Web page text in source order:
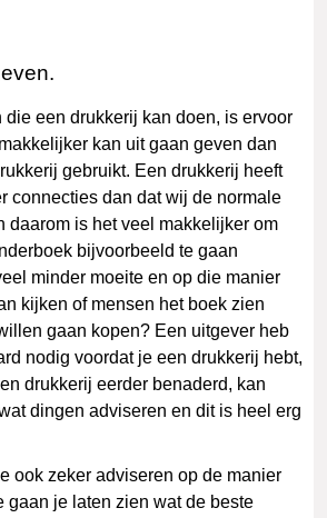
die een drukkerij kan doen, is ervoor
kan uit gaan geven dan
gebruikt. Een drukkerij heeft
connecties dan dat wij de normale
daarom is het veel makkelijker om
bijvoorbeeld te gaan
minder moeite en op die manier
kijken of mensen het boek zien
gaan kopen? Een uitgever heb
nodig voordat je een drukkerij hebt,
drukkerij eerder benaderd, kan
dingen adviseren en dit is heel erg
ook zeker adviseren op de manier
gaan je laten zien wat de beste